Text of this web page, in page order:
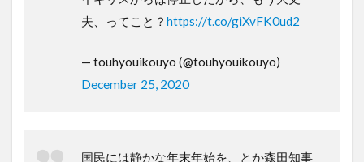
夫、ってこと？ https://t.co/giXvFK0ud2
— touhyouikouyo (@touhyouikouyo)
December 25, 2020
国民には静かな年末年始を、とか森田知事